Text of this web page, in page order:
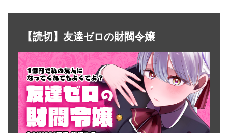
【読切】友達ゼロの財閥令嬢